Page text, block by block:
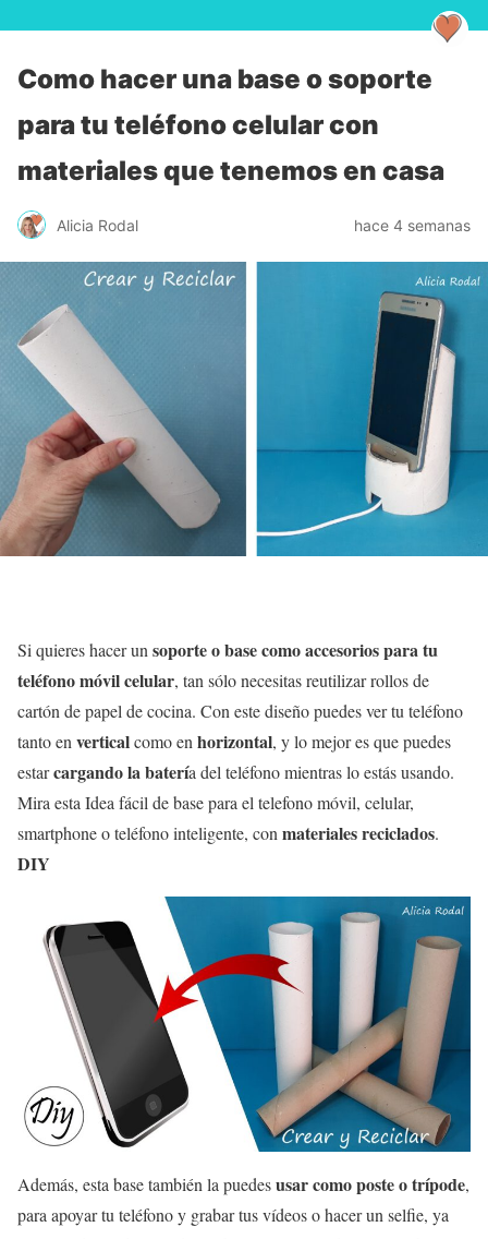
Como hacer una base o soporte
para tu teléfono celular con
materiales que tenemos en casa
Alicia Rodal hace 4 semanas
Si quieres hacer un soporte o base como accesorios para tu
teléfono móvil celular, tan sólo necesitas reutilizar rollos de
cartón de papel de cocina. Con este diseño puedes ver tu teléfono
tanto en verticalcomo en horizontal, y lo mejor es que puedes
estarcargando la batería del teléfono mientras lo estás usando.
Mira esta Idea fácil de base para el telefono móvil, celular,
smartphone o teléfono inteligente, con materiales reciclados.
DIY
Además, esta base también la puedesusar como poste o trípode,
para apoyar tu teléfono y grabar tus vídeos o hacer un selfie, ya